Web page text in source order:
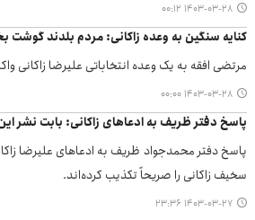
۱۴۰۳-۰۳-۲۸ ۰۰:۱۲
کنایه سنگین به وعده زاکانی: مردم بلدند گوشت
مرتضی افقه به یک وعده انتخاباتی علیرضا زاکانی
۱۴۰۳-۰۳-۲۸ ۰۰:۰۰
پاسخ دفتر ظریف به ادعا‌های زاکانی: بابت نشر
پاسخ دفتر محمدجواد ظریف به ادعاهای علیرضا
سخیف زاکانی را صریحاً تکذیب کرده‌اند.
۱۴۰۳-۰۳-۲۷ ۲۳:۳۶